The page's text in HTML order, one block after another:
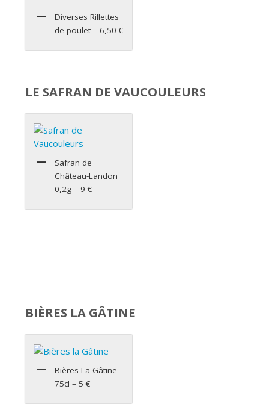
Diverses Rillettes
de poulet – 6,50 €
LE SAFRAN DE VAUCOULEURS
Safran de
Château-Landon
0,2g – 9 €
BIÈRES LA GÂTINE
Bières La Gâtine
75cl – 5 €